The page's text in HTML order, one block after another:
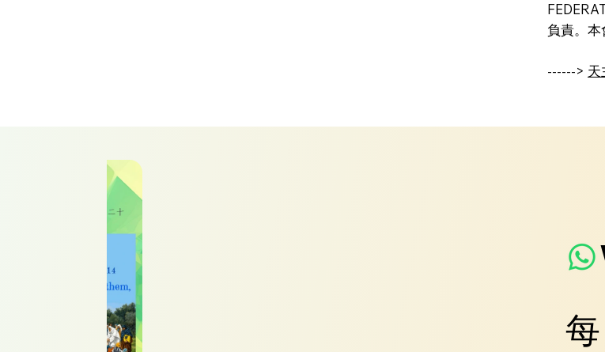
負責。本
------> 天